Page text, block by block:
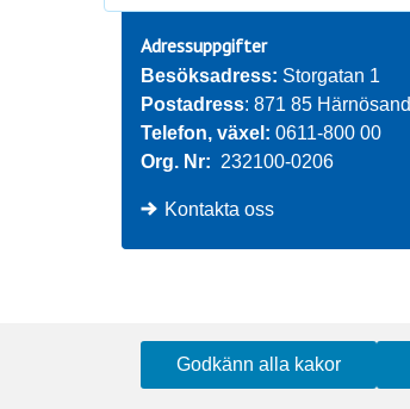
Adressuppgifter
Besöksadress: Storgatan 1
Postadress: 871 85 Härnösand
Telefon, växel: 0611-800 00
Org. Nr: 232100-0206
Kontakta oss
Godkänn alla kakor